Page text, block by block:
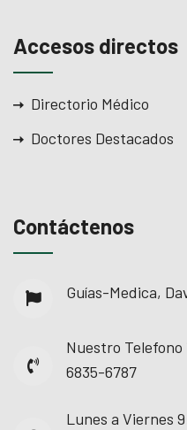
Accesos directos
Directorio Médico
Doctores Destacados
Contáctenos
Guías-Medica,
Nuestro Telefono
6835-6787
Lunes a Viernes